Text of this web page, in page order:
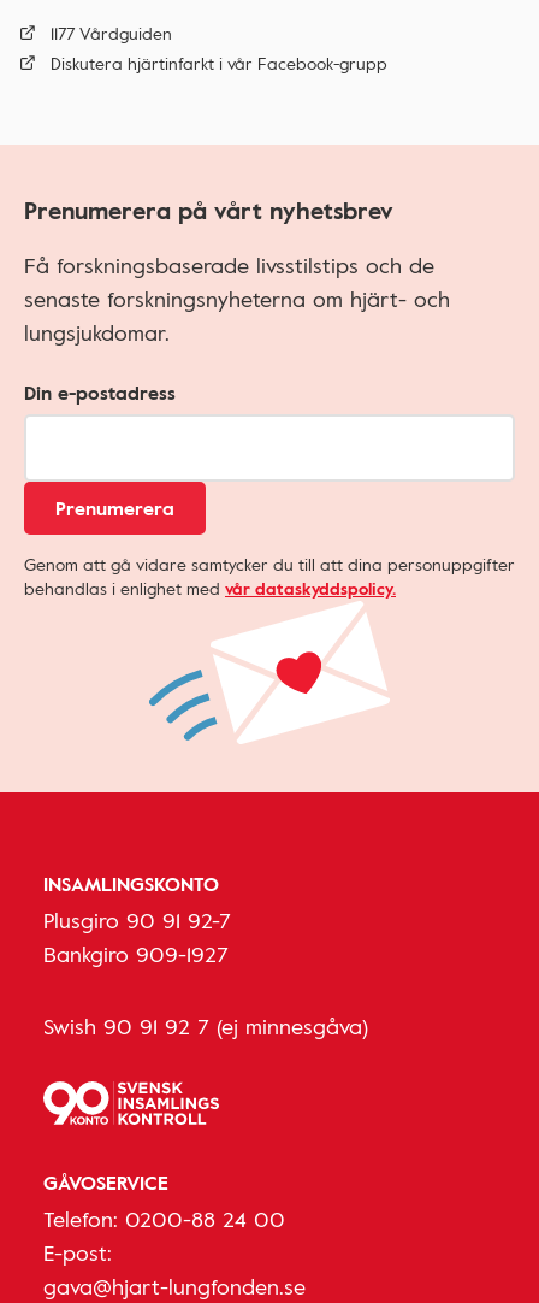
1177 Vårdguiden
Diskutera hjärtinfarkt i vår Facebook-grupp
Prenumerera på vårt nyhetsbrev
Få forskningsbaserade livsstilstips och de
senaste forskningsnyheterna om hjärt- och
lungsjukdomar.
Din e-postadress
Prenumerera
Genom att gå vidare samtycker du till att dina personuppgifter
behandlas i enlighet med vår dataskyddspolicy.
INSAMLINGSKONTO
Plusgiro 90 91 92-7
Bankgiro 909-1927
Swish 90 91 92 7 (ej minnesgåva)
GÅVOSERVICE
Telefon: 0200-88 24 00
E-post:
gava@hjart-lungfonden.se